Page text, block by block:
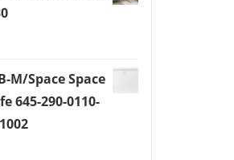
M/Space Space
645-290-0110-